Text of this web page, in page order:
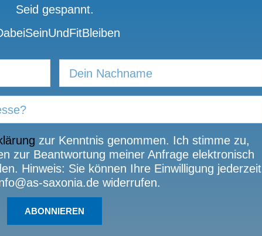
Seid gespannt.
zur Kenntnis genommen. Ich stimme zu,
zur Beantwortung meiner Anfrage elektronisch
Hinweis: Sie können Ihre Einwilligung jederzeit
saxonia.de widerrufen.
ABONNIEREN